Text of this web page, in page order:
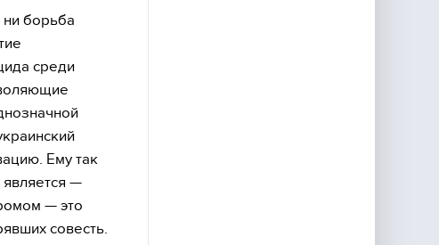
ни борьба
среди
Ему так
является —
— это
совесть.